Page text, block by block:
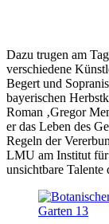
Dazu trugen am
verschiedene
Begert und
bayerischen
Roman ‚Gregor
er das Leben des
Regeln der
LMU am Institut für
unsichtbare Talente